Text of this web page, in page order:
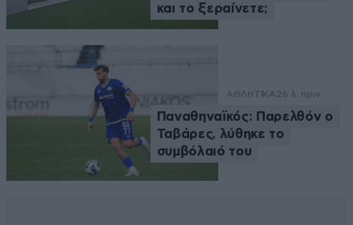
και το ξεραίνετε;
ΑΘΛΗΤΙΚΑ26 λ. πριν
Παναθηναϊκός: Παρελθόν ο
Ταβάρες, λύθηκε το
συμβόλαιό του